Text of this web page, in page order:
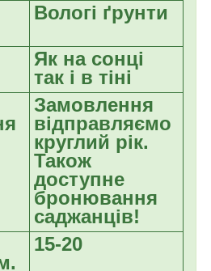
Вологі ґрунти
Як на сонці
так і в тіні
Замовлення
відправляємо
круглий рік.
Також
доступне
бронювання
саджанців!
15-20